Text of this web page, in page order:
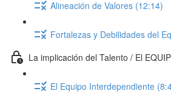
Alineación de Valores (12:14)
Fortalezas y Debilidades del
La implicación del Talento / El
El Equipo Interdependiente